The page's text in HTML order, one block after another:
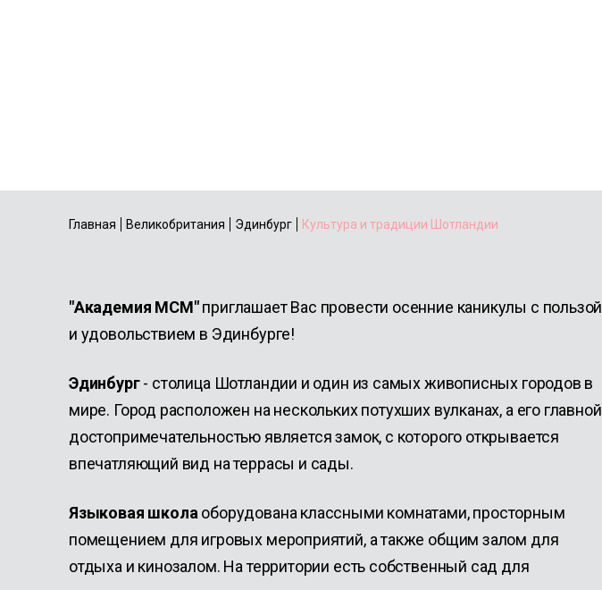
Главная Великобритания Эдинбург Культура и традиции Шотландии
"Академия МСМ"приглашает Вас провести осенние каникулы с пользой
и удовольствием в Эдинбурге!
Эдинбург- столица Шотландии и один из самых живописных городов в
мире. Город расположен на нескольких потухших вулканах, а его главной
достопримечательностью является замок, с которого открывается
впечатляющий вид на террасы и сады.
Языковая школа оборудована классными комнатами, просторным
помещением для игровых мероприятий, а также общим залом для
отдыха и кинозалом. На территории есть собственный сад для